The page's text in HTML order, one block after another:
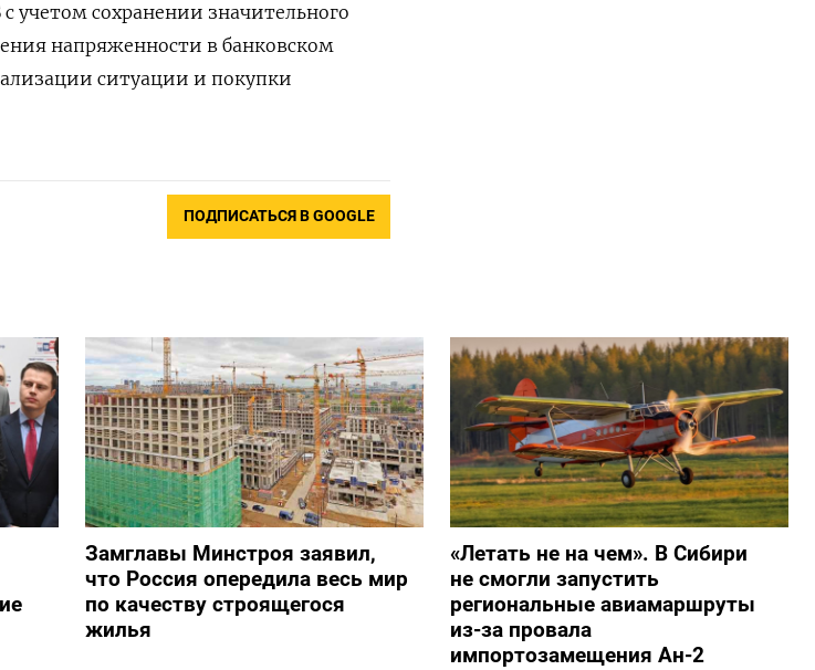
учетом сохранении значительного
напряженности в банковском
ситуации и покупки
ПОДПИСАТЬСЯ В GOOGLE
Замглавы Минстроя заявил,
что Россия опередила весь мир
по качеству строящегося
жилья
«Летать не на чем». В Сибири
не смогли запустить
региональные авиамаршруты
из-за провала
импортозамещения Ан-2